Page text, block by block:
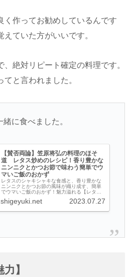
く作ってお勧めしているんです
ていた方がいいです。
絶対リピート確定の料理です。
と言われました。
に食べました。
【賛否両論】笠原将弘の料理のほそ
道 レタス炒めのレシピ！香り豊かな
ニンニクとかつお節で味わう簡単でウ
マいご飯のおかず
レタスのシャキシャキな食感と、香り豊かな
ニンニクとかつお節の風味が織り成す、簡単
でウマいご飯のおかず！魅力溢れる【レタス
レタスの新たな魅力に迫りながら、素材の力
2023.07.27
】